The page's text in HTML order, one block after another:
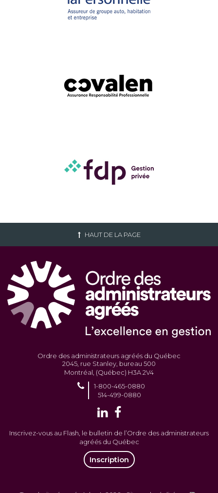
HAUT DE LA PAGE
Ordre des administrateurs agréés du Québec
2045, rue Stanley, bureau 500
Montréal, (Québec) H3A 2V4
1-800-465-0880
514-499-0880
Inscrivez-vous au Flash, le bulletin de l’Ordre des administrateurs
agréés du Québec
Inscription